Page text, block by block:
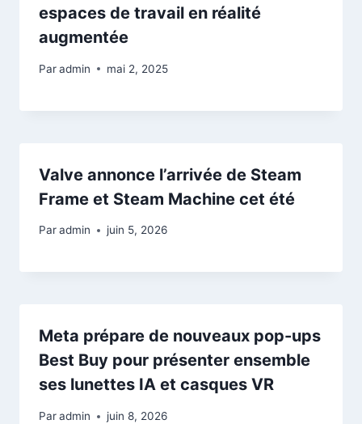
espaces de travail en réalité
augmentée
Paradmin mai 2, 2025
Valve annonce l’arrivée de Steam
Frame et Steam Machine cet été
Paradmin juin 5, 2026
Meta prépare de nouveaux pop-ups
Best Buy pour présenter ensemble
ses lunettes IA et casques VR
Paradmin juin 8, 2026